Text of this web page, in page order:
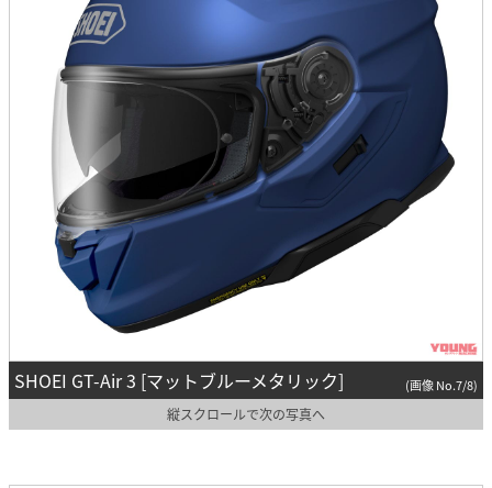
SHOEI GT-Air 3 [マットブルーメタリック] (画像 No.7/8)
縦スクロールで次の写真へ